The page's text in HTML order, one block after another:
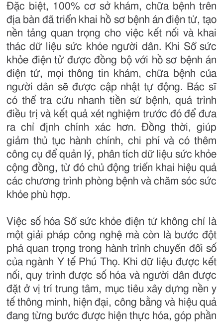
Đặc biệt, 100% cơ sở khám, chữa bệnh trên
địa bàn đã triển khai hồ sơ bệnh án điện tử, tạo
nền tảng quan trọng cho việc kết nối và khai
thác dữ liệu sức khỏe người dân. Khi Sổ sức
khỏe điện tử được đồng bộ với hồ sơ bệnh án
điện tử, mọi thông tin khám, chữa bệnh của
người dân sẽ được cập nhật tự động. Bác sĩ
có thể tra cứu nhanh tiền sử bệnh, quá trình
điều trị và kết quả xét nghiệm trước đó để đưa
ra chỉ định chính xác hơn. Đồng thời, giúp
giảm thủ tục hành chính, chi phí và có thêm
công cụ để quản lý, phân tích dữ liệu sức khỏe
cộng đồng, từ đó chủ động triển khai hiệu quả
các chương trình phòng bệnh và chăm sóc sức
khỏe phù hợp.
Việc số hóa Sổ sức khỏe điện tử không chỉ là
một giải pháp công nghệ mà còn là bước đột
phá quan trọng trong hành trình chuyển đổi số
của ngành Y tế Phú Thọ. Khi dữ liệu được kết
nối, quy trình được số hóa và người dân được
đặt ở vị trí trung tâm, mục tiêu xây dựng nền y
tế thông minh, hiện đại, công bằng và hiệu quả
đang từng bước được hiện thực hóa, góp phần